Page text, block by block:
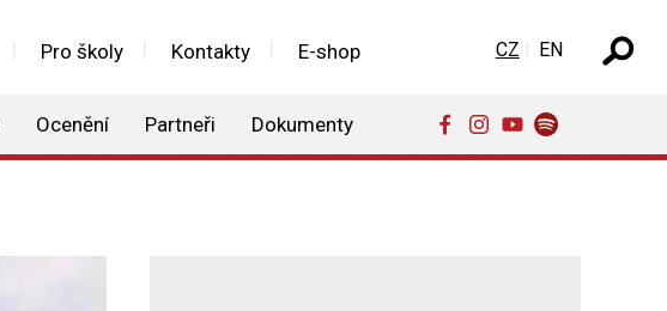
Pro školy Kontakty E-shop
Ocenění Partneři Dokumenty
Zvolte jazyk
CZ EN